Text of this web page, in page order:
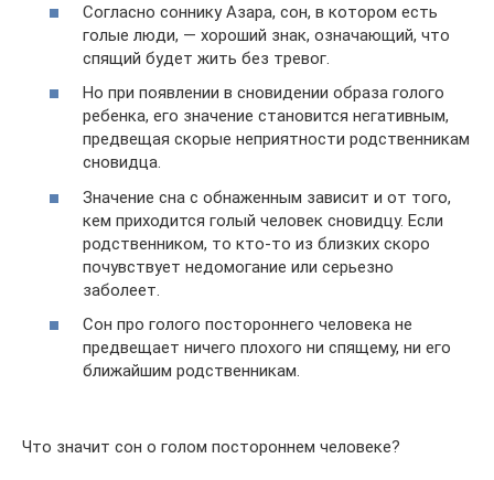
Согласно соннику Азара, сон, в котором есть
голые люди, — хороший знак, означающий, что
спящий будет жить без тревог.
Но при появлении в сновидении образа голого
ребенка, его значение становится негативным,
предвещая скорые неприятности родственникам
сновидца.
Значение сна с обнаженным зависит и от того,
кем приходится голый человек сновидцу. Если
родственником, то кто-то из близких скоро
почувствует недомогание или серьезно
заболеет.
Сон про голого постороннего человека не
предвещает ничего плохого ни спящему, ни его
ближайшим родственникам.
Что значит сон о голом постороннем человеке?